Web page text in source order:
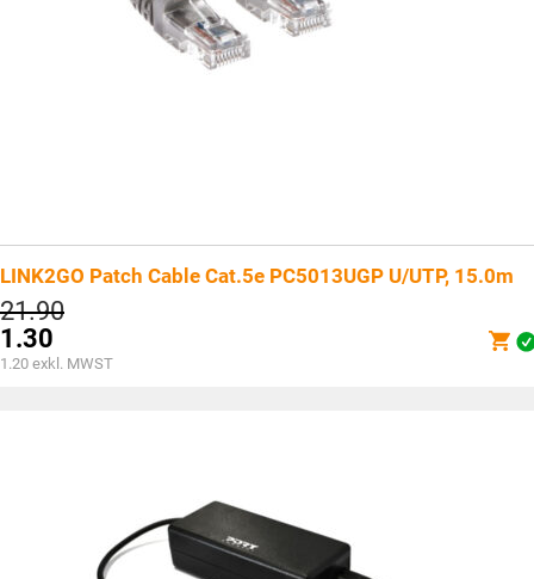
LINK2GO Patch Cable Cat.5e PC5013UGP U/UTP, 15.0m
21.90Ursprünglicher
war:
CHF21.90
1.30
Aktueller
1.20 exkl. MWST